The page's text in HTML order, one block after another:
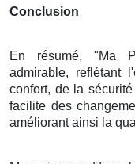
Conclusion
En résumé, "Ma
admirable, reflétant
confort, de la
facilite des
améliorant ainsi la